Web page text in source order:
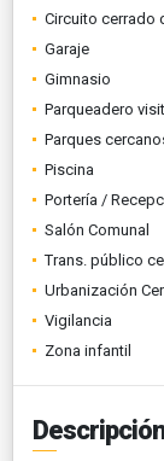
Circuito cerrado
Garaje
Gimnasio
Parqueadero
Parques
Piscina
Portería /
Salón Comunal
Trans. público
Urbanización
Vigilancia
Zona infantil